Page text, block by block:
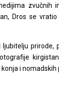
zvučnih
Dros se
prirode,
konja i